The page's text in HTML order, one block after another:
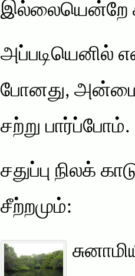
இல்லையென்றே
அப்படியெனில்
போனது,
சற்று பார்ப்போம்.
சதுப்பு நிலக்
சீற்றமும்: